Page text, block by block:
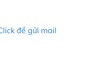
để gửi mail